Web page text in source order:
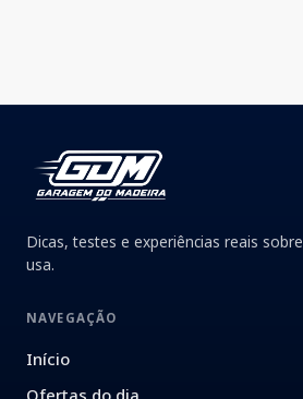
Dicas, testes e experiências reais sobre
usa.
NAVEGAÇÃO
Início
Ofertas do dia